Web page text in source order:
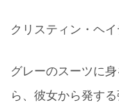
クリスティン・ヘイ
グレーのスーツに
ら、彼女から発す